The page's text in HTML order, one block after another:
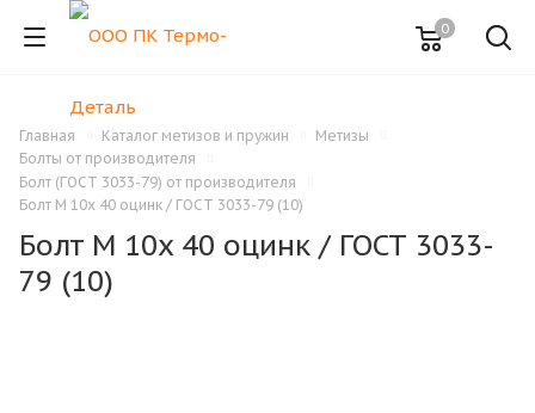
0
Главная Каталог метизов и пружин
Метизы
Болты от производителя
Болт (ГОСТ 3033-79) от производителя
Болт M 10x 40 оцинк / ГОСТ 3033-79 (10)
Болт M 10x 40 оцинк / ГОСТ 3033-
79 (10)